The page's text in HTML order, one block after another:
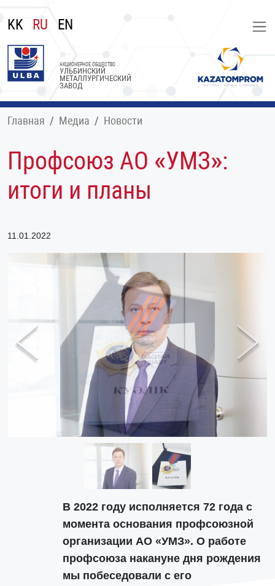
KK RU EN
УЛЬБИНСКИЙ
МЕТАЛЛУРГИЧЕСКИЙ
ЗАВОД
АКЦИОНЕРНОЕ ОБЩЕСТВО
Главная Медиа Новости
Профсоюз АО «УМЗ»:
итоги и планы
11.01.2022
Previous Next
В 2022 году исполняется 72 года с
момента основания профсоюзной
организации АО «УМЗ». О работе
профсоюза накануне дня рождения
мы побеседовали с его